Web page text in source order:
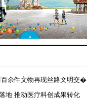
百余件文物再现丝路文明交�
地 推动医疗科创成果转化